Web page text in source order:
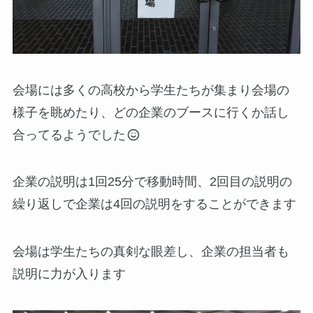
会場には多くの高校から学生たちが集まり会場の
様子を眺めたり、どの企業のブースに行くか話し
合ってるようでした
企業の説明は1回25分で移動時間、2回目の説明の
繰り返しで企業は4回の説明をすることができます
会場は学生たちの真剣な眼差し、企業の担当者も
説明に力が入ります